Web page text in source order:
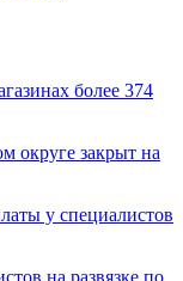
более 374
округе закрыт на
у специалистов
на развязке по